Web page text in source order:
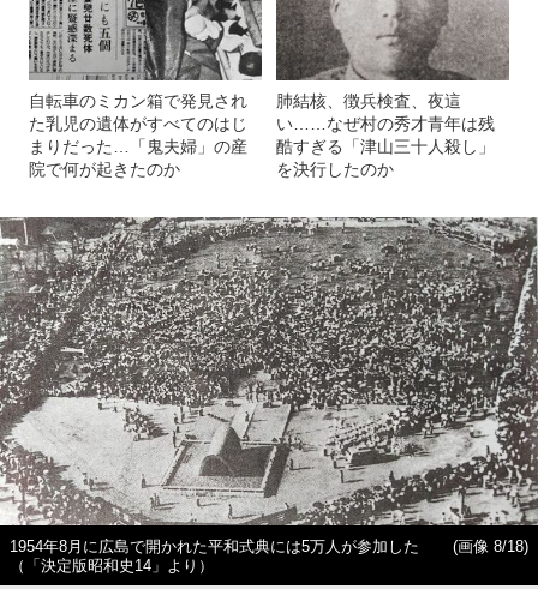
自転車のミカン箱で発見され
た乳児の遺体がすべてのはじ
まりだった…「鬼夫婦」の産
院で何が起きたのか
肺結核、徴兵検査、夜這
い……なぜ村の秀才青年は残
酷すぎる「津山三十人殺し」
を決行したのか
1954年8月に広島で開かれた平和式典には5万人が参加した
（「決定版昭和史14」より）
(画像 8/18)